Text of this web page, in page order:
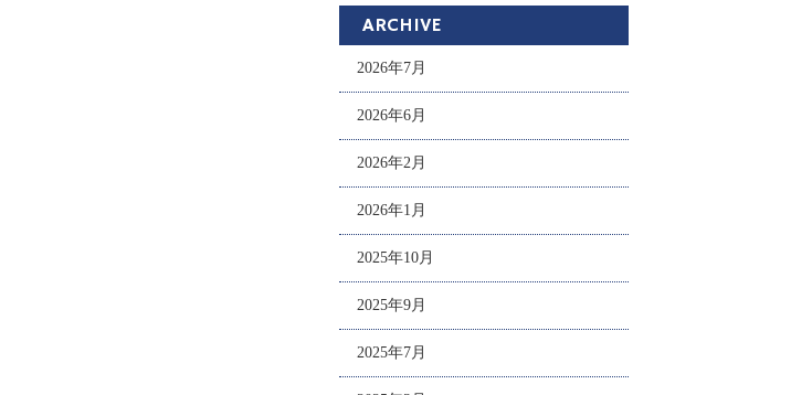
ARCHIVE
2026年7月
2026年6月
2026年2月
2026年1月
2025年10月
2025年9月
2025年7月